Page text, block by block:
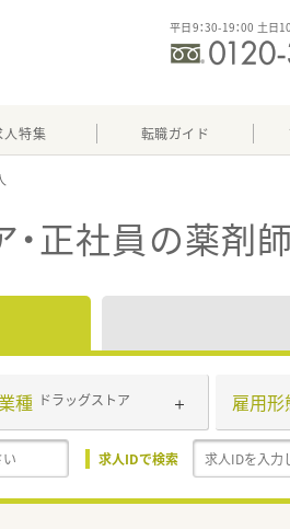
平日9：30-19：00 土日
人特集 転職ガイド
正社員の薬剤
業種 ドラッグストア 雇用
求人IDで検索